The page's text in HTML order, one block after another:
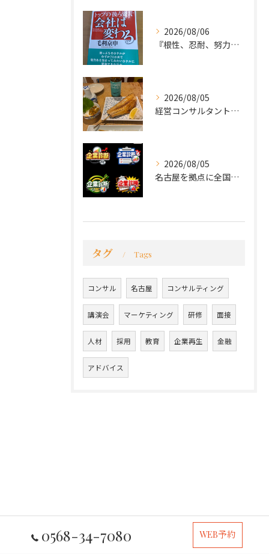
2026/08/06
『根性、忍耐、努力という言葉は死語なのか』
2026/08/05
経営コンサルタントのモーちゃん・毛利京申です。
2026/08/05
名古屋を拠点に全国で活動する 経営コンサルタントの 毛利京申...
タグ Tags
コンサル 名古屋 コンサルティング
講演会 マーケティング 研修 面接
人材 採用 教育 企業再生 金融
アドバイス
0568-34-7080 WEB予約